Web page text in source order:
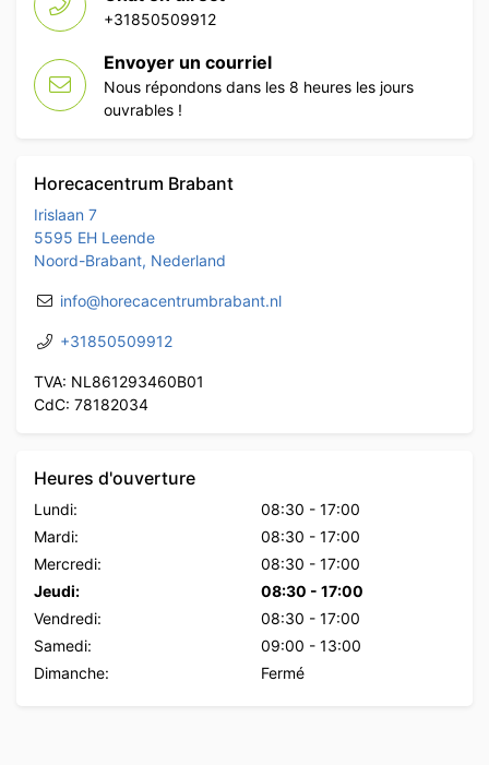
+31850509912
Envoyer un courriel
Nous répondons dans les 8 heures les jours
ouvrables !
Horecacentrum Brabant
Irislaan 7
5595 EH Leende
Noord-Brabant, Nederland
info@horecacentrumbrabant.nl
+31850509912
TVA: NL861293460B01
CdC: 78182034
Heures d'ouverture
Lundi: 08:30 - 17:00
Mardi:
08:30 - 17:00
Mercredi:
08:30 - 17:00
Jeudi:
08:30 - 17:00
Vendredi:
08:30 - 17:00
Samedi:
09:00 - 13:00
Dimanche:
Fermé